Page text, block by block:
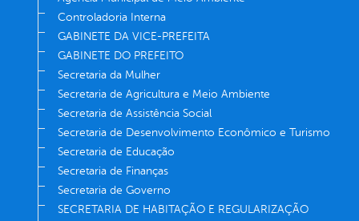
Controladoria Interna
GABINETE DA VICE-PREFEITA
GABINETE DO PREFEITO
Secretaria da Mulher
Secretaria de Agricultura e Meio Ambiente
Secretaria de Assistência Social
Secretaria de Desenvolvimento Econômico e Turismo
Secretaria de Educação
Secretaria de Finanças
Secretaria de Governo
SECRETARIA DE HABITAÇÃO E REGULARIZAÇÃO